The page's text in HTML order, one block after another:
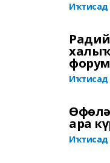
Иҡтисад
Иҡтисад
ара
Иҡтисад